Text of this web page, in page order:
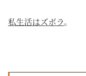
私生活はズボラ。